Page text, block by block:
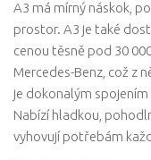
A3 má mírný náskok,
prostor. A3 je také
cenou těsně pod 30
Mercedes-Benz, což z
je dokonalým
Nabízí hladkou,
vyhovují potřebám